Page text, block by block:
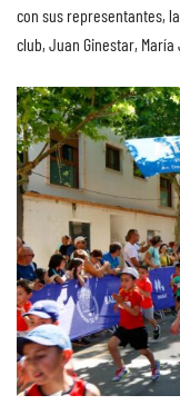
con sus representantes,
club, Juan Ginestar, María